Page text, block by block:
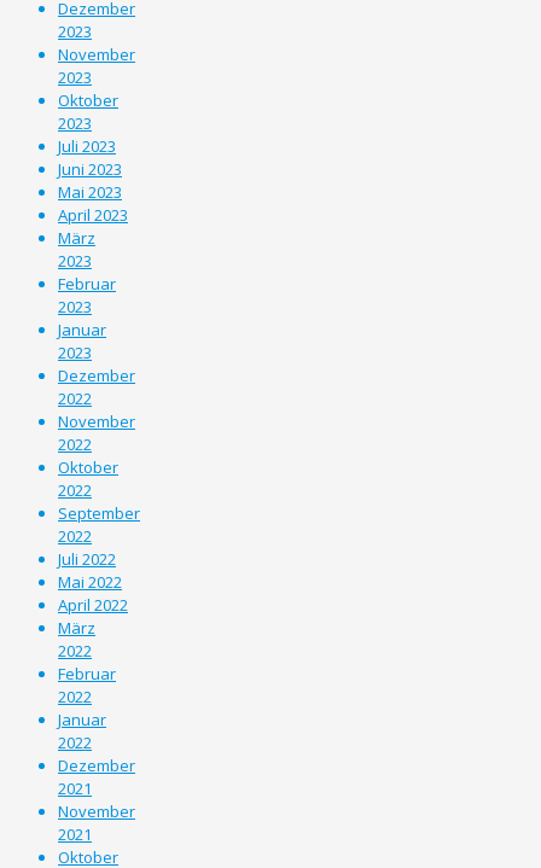
Dezember
2023
November
2023
Oktober
2023
Juli 2023
Juni 2023
Mai 2023
April 2023
März
2023
Februar
2023
Januar
2023
Dezember
2022
November
2022
Oktober
2022
September
2022
Juli 2022
Mai 2022
April 2022
März
2022
Februar
2022
Januar
2022
Dezember
2021
November
2021
Oktober